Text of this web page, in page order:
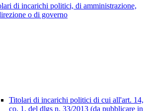
di incarichi politici, di amministrazione,
o di governo
Titolari di incarichi politici di cui all'art. 14,
co. 1, del dlgs n. 33/2013 (da pubblicare in